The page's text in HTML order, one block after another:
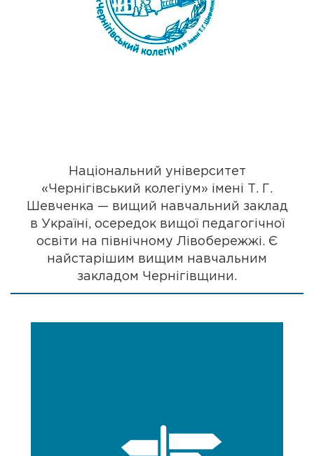
Національний університет
«Чернігівський колегіум» імені Т. Г.
Шевченка — вищий навчальний заклад
в Україні, осередок вищої педагогічної
освіти на північному Лівобережжі. Є
найстарішим вищим навчальним
закладом Чернігівщини.